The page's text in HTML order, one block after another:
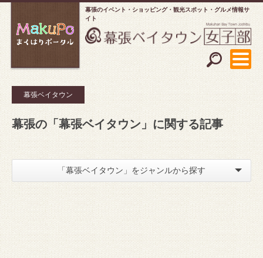
幕張のイベント・ショッピング
観光スポット・グルメ情報サ
イト
幕張ベイタウン
幕張の「幕張ベイタウン」に関する記事
「幕張ベイタウン」をジャンルから探す